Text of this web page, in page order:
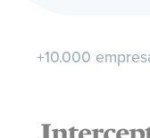
+10.000